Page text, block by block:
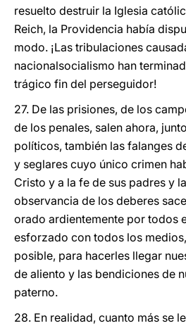
resuelto destruir la Iglesia
Reich, la Providencia había
modo. ¡Las tribulaciones
nacionalsocialismo han
trágico fin del perseguidor!
27. De las prisiones, de los
de los penales, salen ahora,
políticos, también las falanges
y seglares cuyo único crimen
Cristo y a la fe de sus padres y
observancia de los deberes
orado ardientemente por todos
esforzado con todos los
posible, para hacerles llegar
de aliento y las bendiciones de
paterno.
28. En realidad, cuanto más se